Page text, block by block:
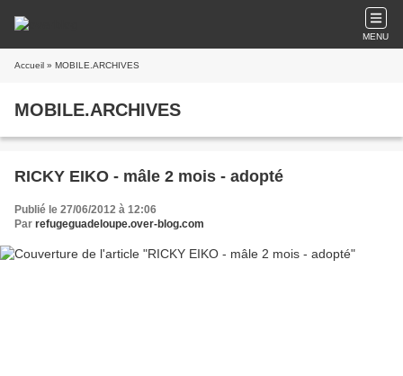
MENU
Accueil » MOBILE.ARCHIVES
MOBILE.ARCHIVES
RICKY EIKO - mâle 2 mois - adopté
Publié le 27/06/2012 à 12:06
Par refugeguadeloupe.over-blog.com